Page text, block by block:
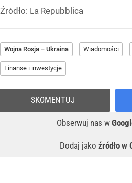
Źródło: La Repubblica
Wojna Rosja – Ukraina Wiadomości
Finanse i inwestycje
Obserwuj nas w
Dodaj jako źródło w
SKOMENTUJ